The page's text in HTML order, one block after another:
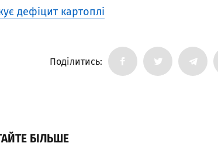
дефіцит картоплі
Поділитись:
БІЛЬШЕ